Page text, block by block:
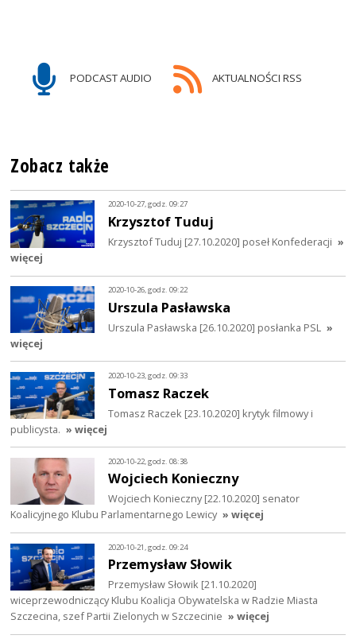
PODCAST AUDIO AKTUALNOŚCI RSS
Zobacz także
2020-10-27, godz. 09:27
Krzysztof Tuduj
Krzysztof Tuduj [27.10.2020] poseł Konfederacji »
więcej
2020-10-26, godz. 09:22
Urszula Pasławska
Urszula Pasławska [26.10.2020] posłanka PSL »
więcej
2020-10-23, godz. 09:33
Tomasz Raczek
Tomasz Raczek [23.10.2020] krytyk filmowy i
publicysta. » więcej
2020-10-22, godz. 08:38
Wojciech Konieczny
Wojciech Konieczny [22.10.2020] senator
Koalicyjnego Klubu Parlamentarnego Lewicy » więcej
2020-10-21, godz. 09:24
Przemysław Słowik
Przemysław Słowik [21.10.2020]
wiceprzewodniczący Klubu Koalicja Obywatelska w Radzie Miasta
Szczecina, szef Partii Zielonych w Szczecinie » więcej